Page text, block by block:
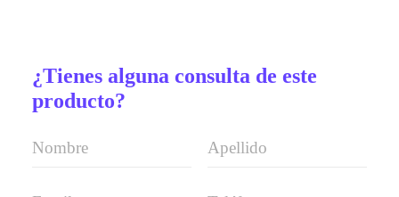
¿Tienes alguna consulta de este
producto?